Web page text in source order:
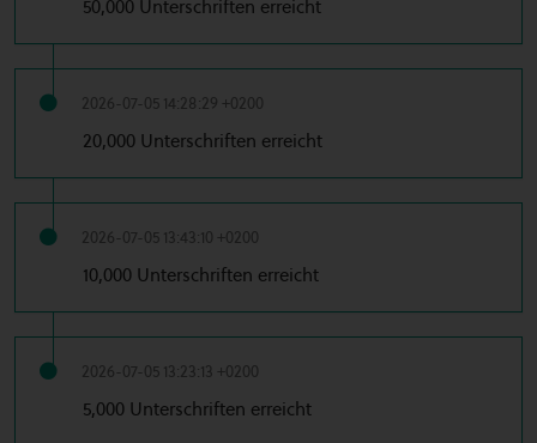
50,000 Unterschriften erreicht
2026-07-05 14:28:29 +0200
20,000 Unterschriften erreicht
2026-07-05 13:43:10 +0200
10,000 Unterschriften erreicht
2026-07-05 13:23:13 +0200
5,000 Unterschriften erreicht